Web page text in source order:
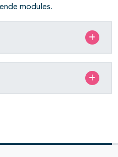
modules.